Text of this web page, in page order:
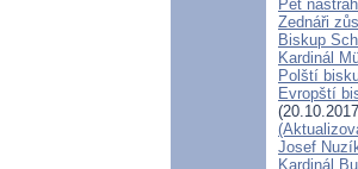
Pět
Zednáři
Biskup
Kardinál
Polští
Evropští
Josef
Kardinál